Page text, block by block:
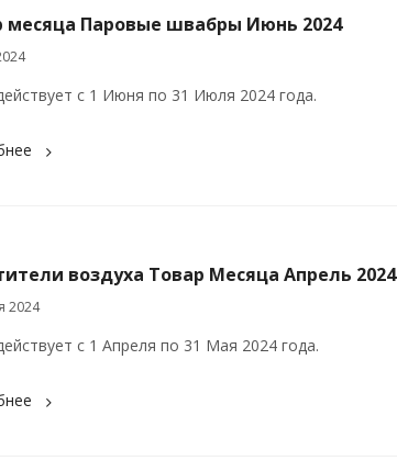
месяца Паровые швабры Июнь 2024
с 1 Июня по 31 Июля 2024 года.
воздуха Товар Месяца Апрель 2024
2024
с 1 Апреля по 31 Мая 2024 года.